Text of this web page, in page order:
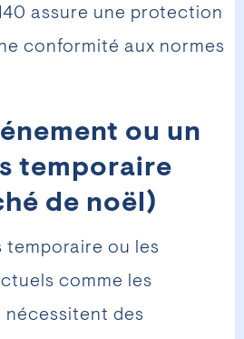
assure une protection
conformité aux normes
ou un
temporaire
de noël)
temporaire ou les
comme les
nécessitent des